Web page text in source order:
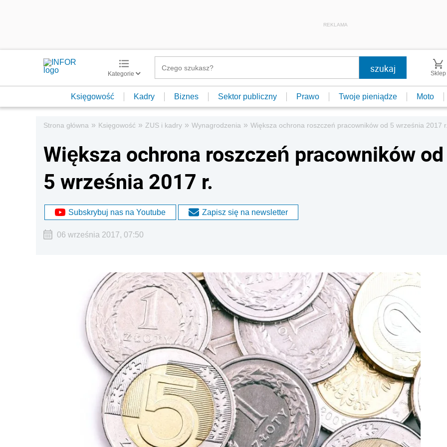
REKLAMA
Kategorie Sklep
Księgowość Kadry Biznes Sektor publiczny Prawo Twoje pieniądze Moto
Strona główna » Księgowość » ZUS i kadry » Wynagrodzenia » Większa ochrona roszczeń pracowników od 5 września 2017 r.
Większa ochrona roszczeń pracowników od
5 września 2017 r.
Subskrybuj nas na Youtube Zapisz się na newsletter
06 września 2017, 07:50